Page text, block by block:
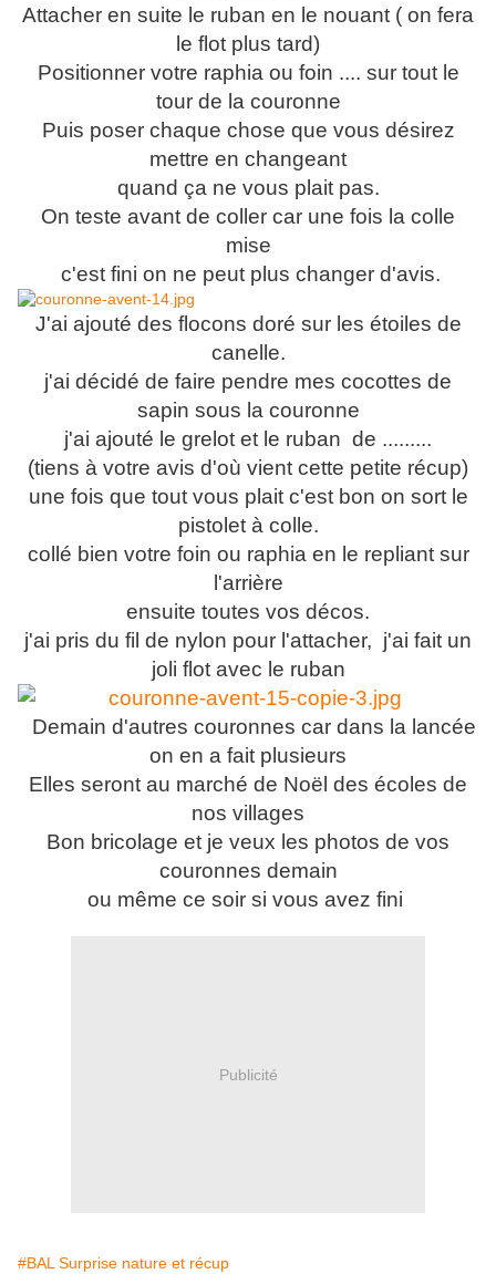
Attacher en suite le ruban en le nouant ( on fera
le flot plus tard)
Positionner votre raphia ou foin .... sur tout le
tour de la couronne
Puis poser chaque chose que vous désirez
mettre en changeant
quand ça ne vous plait pas.
On teste avant de coller car une fois la colle
mise
c'est fini on ne peut plus changer d'avis.
J'ai ajouté des flocons doré sur les étoiles de
canelle.
j'ai décidé de faire pendre mes cocottes de
sapin sous la couronne
j'ai ajouté le grelot et le ruban de .........
(tiens à votre avis d'où vient cette petite récup)
une fois que tout vous plait c'est bon on sort le
pistolet à colle.
collé bien votre foin ou raphia en le repliant sur
l'arrière
ensuite toutes vos décos.
j'ai pris du fil de nylon pour l'attacher, j'ai fait un
joli flot avec le ruban
Demain d'autres couronnes car dans la lancée
on en a fait plusieurs
Elles seront au marché de Noël des écoles de
nos villages
Bon bricolage et je veux les photos de vos
couronnes demain
ou même ce soir si vous avez fini
Publicité
#BAL Surprise nature et récup